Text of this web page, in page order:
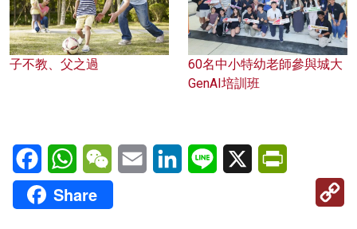
子不教、父之過
60名中小特幼老師參與城大
GenAI培訓班
FacebookWhatsAppWeChatEmail LinkedInLine X
Share